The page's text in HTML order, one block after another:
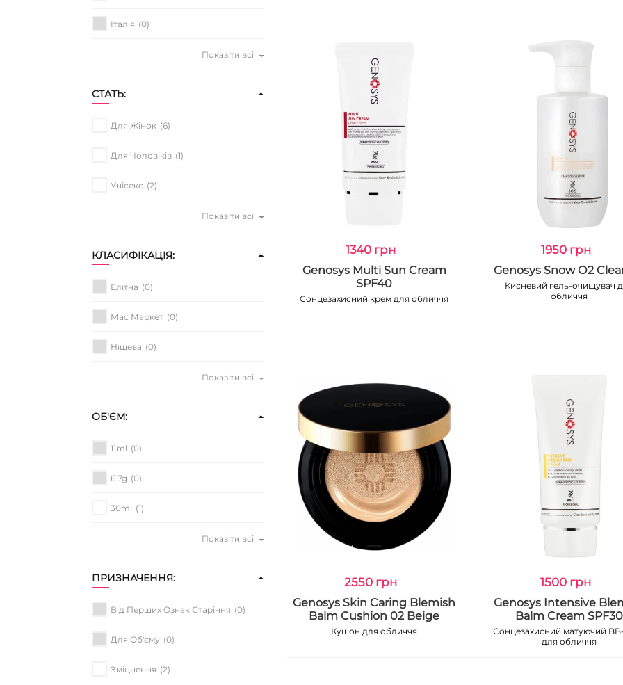
Італія (0)
Показіти всі
СТАТЬ:
Для Жінок (6)
Для Чоловіків (1)
Унісекс (2)
Показіти всі
КЛАСИФІКАЦІЯ:
Елітна (0)
Мас Маркет (0)
Нішева (0)
Показіти всі
ОБ'ЄМ:
11ml (0)
6.7g (0)
30ml (1)
Показіти всі
ПРИЗНАЧЕННЯ:
Від Перших Ознак Старіння (0)
Для Об'єму (0)
Зміцнення (2)
1340 грн
Genosys Multi Sun Cream
SPF40
Сонцезахисний крем для обличчя
1950 грн
Genosys Snow О2
Кисневий гель-очищувач
обличчя
2550 грн
Genosys Skin Caring Blemish
Balm Cushion 02 Beige
Кушон для обличчя
1500 грн
Genosys Intensive
Balm Cream SPF30
Сонцезахисний матуючий
для обличчя